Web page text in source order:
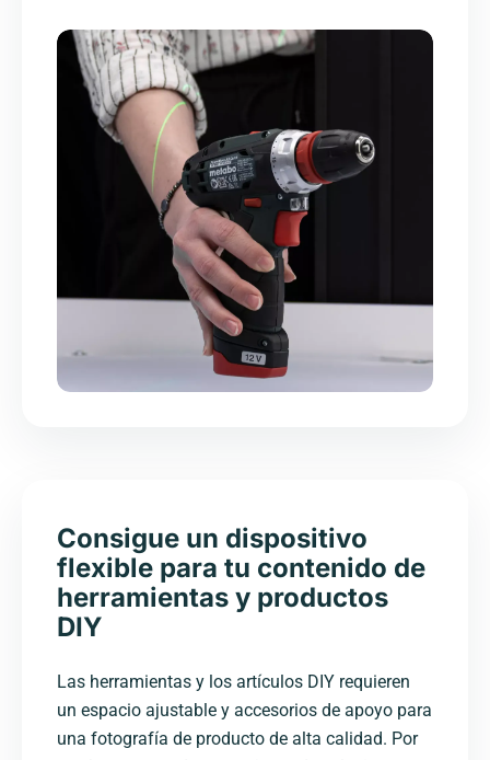
Consigue un dispositivo
flexible para tu contenido de
herramientas y productos
DIY
Las herramientas y los artículos DIY requieren
un espacio ajustable y accesorios de apoyo para
una fotografía de producto de alta calidad. Por